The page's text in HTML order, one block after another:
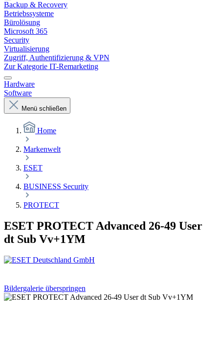
Backup & Recovery
Betriebssysteme
Bürolösung
Microsoft 365
Security
Virtualisierung
Zugriff, Authentifizierung & VPN
Zur Kategorie IT-Remarketing
Hardware
Software
Menü schließen
Home
Markenwelt
ESET
BUSINESS Security
PROTECT
ESET PROTECT Advanced 26-49 User
dt Sub Vv+1YM
Bildergalerie überspringen